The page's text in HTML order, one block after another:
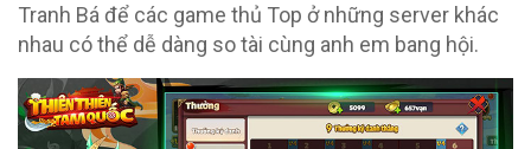
Tranh Bá để các game thủ Top ở những server khác
nhau có thể dễ dàng so tài cùng anh em bang hội.